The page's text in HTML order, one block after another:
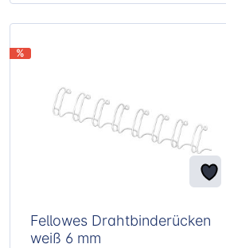
%
Fellowes Drahtbinderücken
weiß 6 mm